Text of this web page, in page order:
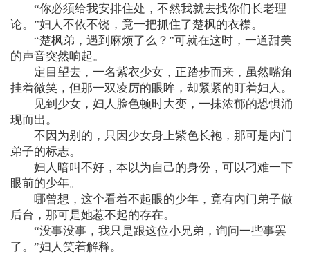
“你必须给我安排住处，不然我就去找你们长老理
论。”妇人不依不饶，竟一把抓住了楚枫的衣襟。
“楚枫弟，遇到麻烦了么？”可就在这时，一道甜美
的声音突然响起。
定目望去，一名紫衣少女，正踏步而来，虽然嘴角
挂着微笑，但那一双凌厉的眼眸，却紧紧的盯着妇人。
见到少女，妇人脸色顿时大变，一抹浓郁的恐惧涌
现而出。
不因为别的，只因少女身上紫色长袍，那可是内门
弟子的标志。
妇人暗叫不好，本以为自己的身份，可以刁难一下
眼前的少年。
哪曾想，这个看着不起眼的少年，竟有内门弟子做
后台，那可是她惹不起的存在。
“没事没事，我只是跟这位小兄弟，询问一些事罢
了。”妇人笑着解释。